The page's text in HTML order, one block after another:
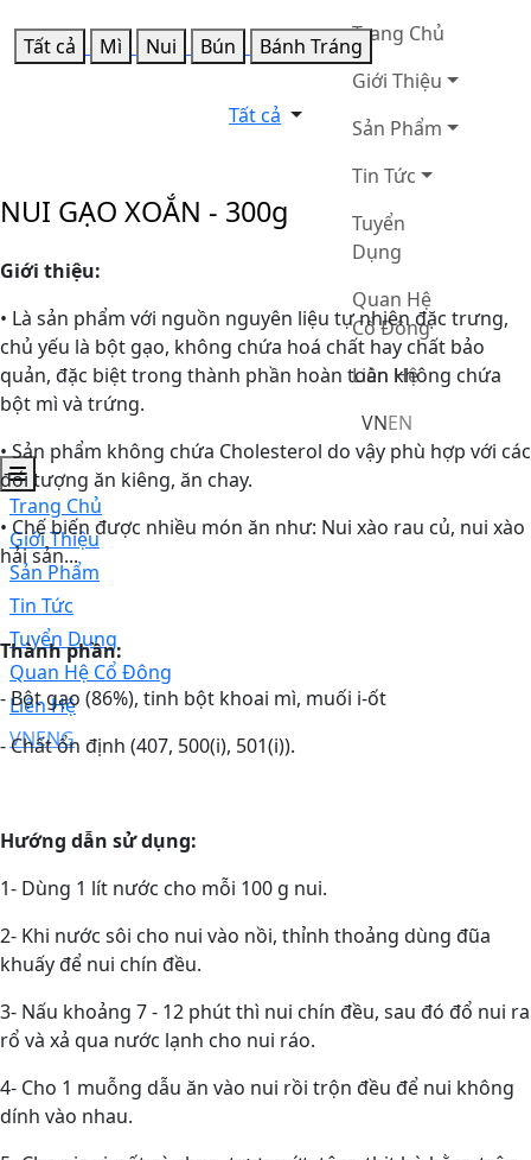
Trang Chủ
Giới Thiệu
Sản Phẩm
Tin Tức
Tuyển
Dụng
Quan Hệ
Cổ Đông
Liên Hệ
VNEN
Trang Chủ
Giới Thiệu
Sản Phẩm
Tin Tức
Tuyển Dụng
Quan Hệ Cổ Đông
Liên Hệ
VNENG
Tất cả Mì Nui Bún Bánh Tráng
Tất cả
NUI GẠO XOẮN - 300g
Giới thiệu:
• Là sản phẩm với nguồn nguyên liệu tự nhiên đặc trưng,
chủ yếu là bột gạo, không chứa hoá chất hay chất bảo
quản, đặc biệt trong thành phần hoàn toàn không chứa
bột mì và trứng.
• Sản phẩm không chứa Cholesterol do vậy phù hợp với các
đối tượng ăn kiêng, ăn chay.
• Chế biến được nhiều món ăn như: Nui xào rau củ, nui xào
hải sản...
Thành phần:
- Bột gạo (86%), tinh bột khoai mì, muối i-ốt
- Chất ổn định (407, 500(i), 501(i)).
Hướng dẫn sử dụng:
1- Dùng 1 lít nước cho mỗi 100 g nui.
2- Khi nước sôi cho nui vào nồi, thỉnh thoảng dùng đũa
khuấy để nui chín đều.
3- Nấu khoảng 7 - 12 phút thì nui chín đều, sau đó đổ nui ra
rổ và xả qua nước lạnh cho nui ráo.
4- Cho 1 muỗng dẫu ăn vào nui rồi trộn đều để nui không
dính vào nhau.